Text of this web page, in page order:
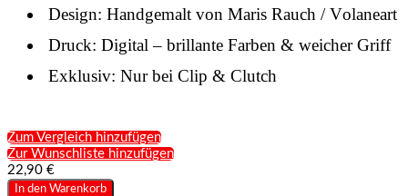
Design: Handgemalt von Maris Rauch / Volaneart
Druck: Digital – brillante Farben & weicher Griff
Exklusiv: Nur bei Clip & Clutch
Zum Vergleich hinzufügen
Zur Wunschliste hinzufügen
22,90 €
In den Warenkorb